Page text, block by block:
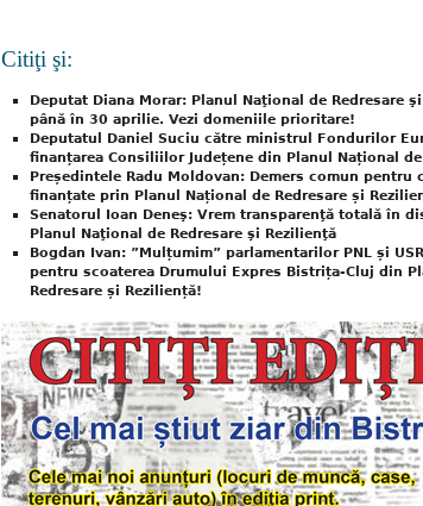
Citiţi şi:
Deputat Diana Morar: Planul Naţional de Redresare
până în 30 aprilie. Vezi domeniile prioritare!
Deputatul Daniel Suciu către ministrul Fondurilor
finanțarea Consiliilor Județene din Planul Național de
Președintele Radu Moldovan: Demers comun pentru
finanțate prin Planul Național de Redresare și
Senatorul Ioan Deneş: Vrem transparenţă totală în
Planul Naţional de Redresare şi Rezilienţă
Bogdan Ivan: ”Mulțumim” parlamentarilor PNL și
pentru scoaterea Drumului Expres Bistrița-Cluj din
Redresare și Reziliență!